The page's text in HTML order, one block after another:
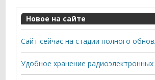
Новое на сайте
Сайт сейчас на стадии полного
Удобное хранение